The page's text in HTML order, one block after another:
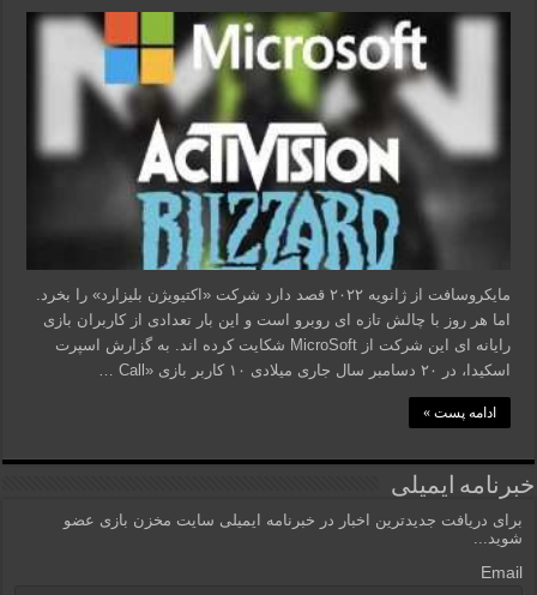
مایکروسافت از ژانویه ۲۰۲۲ قصد دارد شرکت «اکتیویژن بلیزارد» را بخرد.
اما هر روز با چالش تازه ای روبرو است و این بار تعدادی از کاربران بازی
رایانه ای این شرکت از MicroSoft شکایت کرده اند. به گزارش اسپرت
اسکیدا، در ۲۰ دسامبر سال جاری میلادی ۱۰ کاربر بازی «Call …
ادامه پست »
خبرنامه ایمیلی
برای دریافت جدیدترین اخبار در خبرنامه ایمیلی سایت مخزن بازی عضو
شوید...
Email